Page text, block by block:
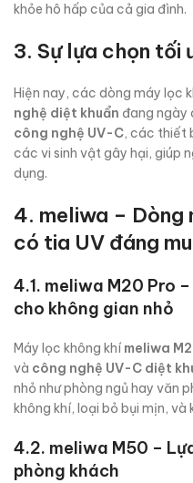
khỏe hô hấp của cả gia đình.
3. Sự lựa chọn tối
Hiện nay, các dòng máy lọc
nghệ diệt khuẩn đang ngày
công nghệ UV-C, các thiết
các vi sinh vật gây hại, giúp
dụng.
4. meliwa – Dòng
có tia UV đáng
4.1. meliwa M20 Pro
cho không gian nhỏ
Máy lọc không khí meliwa
và công nghệ UV-C diệt
nhỏ như phòng ngủ hay văn
không khí, loại bỏ bụi mịn, và
4.2. meliwa M50 –
phòng khách